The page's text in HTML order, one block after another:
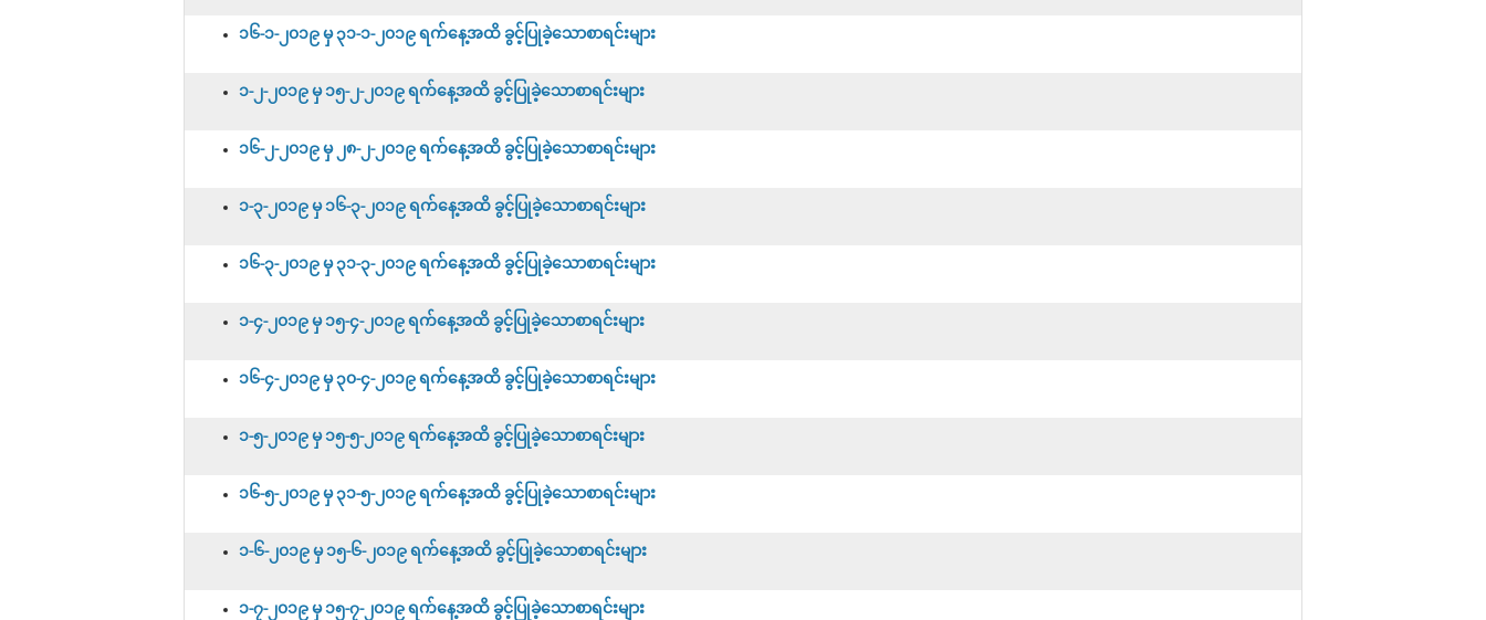
၁၆-၁-၂၀၁၉ မှ ၃၁-၁-၂၀၁၉ ရက်နေ့အထိ ခွင့်ပြုခဲ့သောစာရင်းများ
၁-၂-၂၀၁၉ မှ ၁၅-၂-၂၀၁၉ ရက်နေ့အထိ ခွင့်ပြုခဲ့သောစာရင်းများ
၁၆-၂-၂၀၁၉ မှ ၂၈-၂-၂၀၁၉ ရက်နေ့အထိ ခွင့်ပြုခဲ့သောစာရင်းများ
၁-၃-၂၀၁၉ မှ ၁၆-၃-၂၀၁၉ ရက်နေ့အထိ ခွင့်ပြုခဲ့သောစာရင်းများ
၁၆-၃-၂၀၁၉ မှ ၃၁-၃-၂၀၁၉ ရက်နေ့အထိ ခွင့်ပြုခဲ့သောစာရင်းများ
၁-၄-၂၀၁၉ မှ ၁၅-၄-၂၀၁၉ ရက်နေ့အထိ ခွင့်ပြုခဲ့သောစာရင်းများ
၁၆-၄-၂၀၁၉ မှ ၃၀-၄-၂၀၁၉ ရက်နေ့အထိ ခွင့်ပြုခဲ့သောစာရင်းများ
၁-၅-၂၀၁၉ မှ ၁၅-၅-၂၀၁၉ ရက်နေ့အထိ ခွင့်ပြုခဲ့သောစာရင်းများ
၁၆-၅-၂၀၁၉ မှ ၃၁-၅-၂၀၁၉ ရက်နေ့အထိ ခွင့်ပြုခဲ့သောစာရင်းများ
၁-၆-၂၀၁၉ မှ ၁၅-၆-၂၀၁၉ ရက်နေ့အထိ ခွင့်ပြုခဲ့သောစာရင်းများ
၁-၇-၂၀၁၉ မှ ၁၅-၇-၂၀၁၉ ရက်နေ့အထိ ခွင့်ပြုခဲ့သောစာရင်းများ